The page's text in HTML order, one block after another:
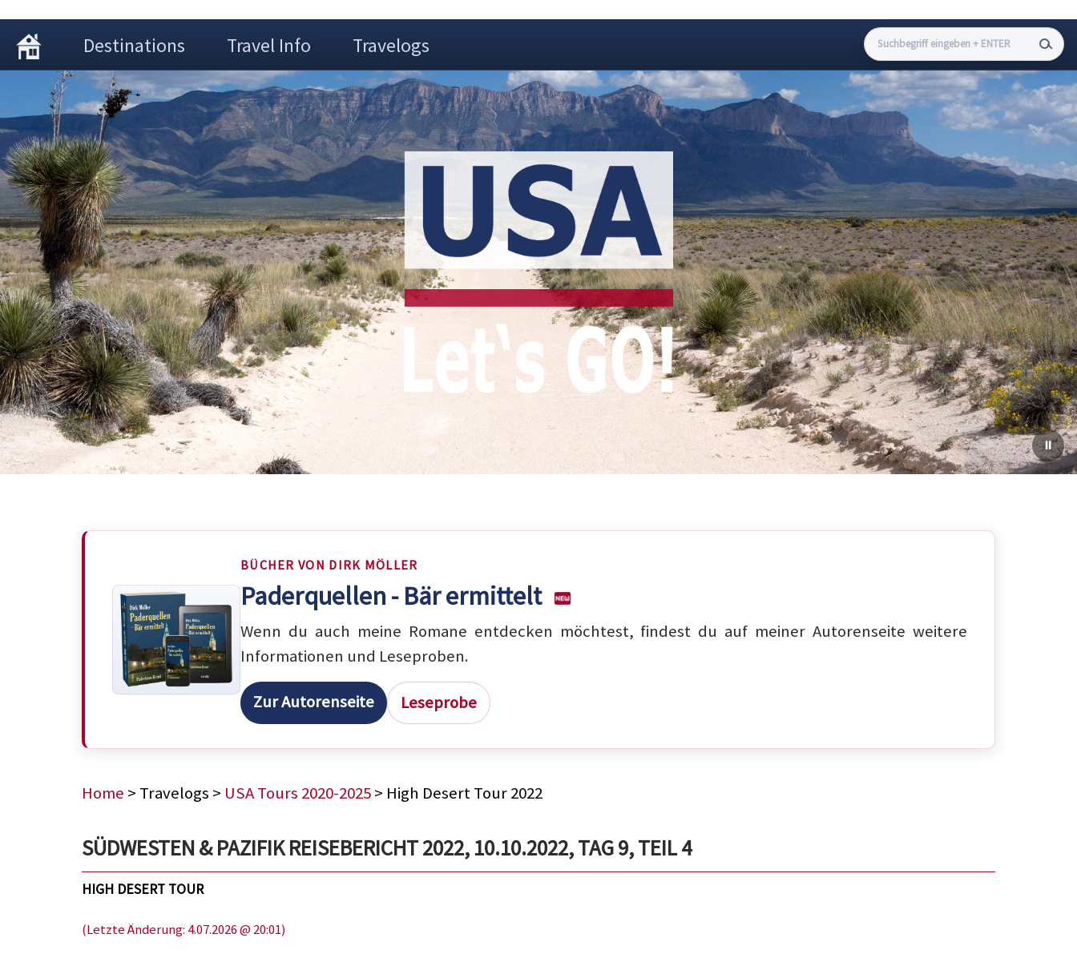
Destinations Travel Info Travelogs
BÜCHER VON DIRK MÖLLER
Paderquellen - Bär ermittelt
Wenn du auch meine Romane entdecken möchtest, findest du auf meiner Autorenseite weitere
Informationen und Leseproben.
Zur Autorenseite Leseprobe
Home > Travelogs > USA Tours 2020-2025> High Desert Tour 2022
SÜDWESTEN & PAZIFIK REISEBERICHT 2022, 10.10.2022, TAG 9, TEIL 4
HIGH DESERT TOUR
(Letzte Änderung: 4.07.2026 @ 20:01)